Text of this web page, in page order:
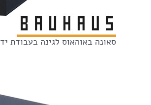
סאונה באוהאוס לגינה בעבודת יד